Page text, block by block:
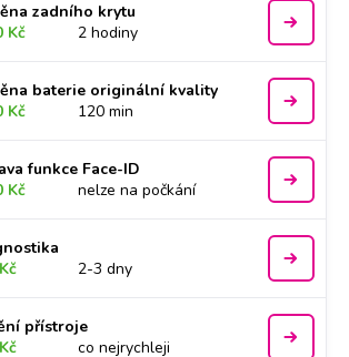
zadního krytu
Kč
2 hodiny
baterie originální kvality
Kč
120 min
funkce Face-ID
Kč
nelze na počkání
2-3 dny
přístroje
co nejrychleji